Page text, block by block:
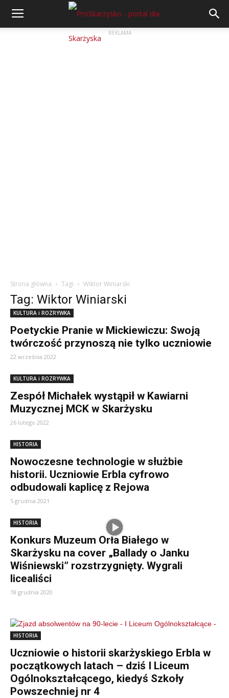
REKLAMA
Strona główna Tagi Wiktor Winiarski
Tag: Wiktor Winiarski
KULTURA i ROZRYWKA
Poetyckie Pranie w Mickiewiczu: Swoją
twórczość przynoszą nie tylko uczniowie
22 września 2022
KULTURA i ROZRYWKA
Zespół Michałek wystąpił w Kawiarni
Muzycznej MCK w Skarżysku
26 lutego 2022
HISTORIA
Nowoczesne technologie w służbie
historii. Uczniowie Erbla cyfrowo
odbudowali kaplicę z Rejowa
5 grudnia 2021
HISTORIA
Konkurs Muzeum Orła Białego w
Skarżysku na cover „Ballady o Janku
Wiśniewski” rozstrzygnięty. Wygrali
licealiści
18 grudnia 2020
HISTORIA
Uczniowie o historii skarżyskiego Erbla w
początkowych latach – dziś I Liceum
Ogólnokształcącego, kiedyś Szkoły
Powszechniej nr 4